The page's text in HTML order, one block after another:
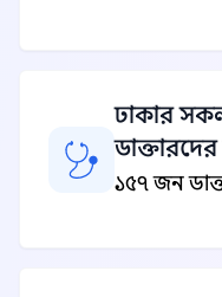
ঢাকার
১৫৭ জন